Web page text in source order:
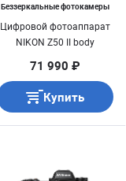
Беззеркальные фотокамеры
Цифровой фотоаппарат
NIKON Z50 II body
71 990 ₽
Купить